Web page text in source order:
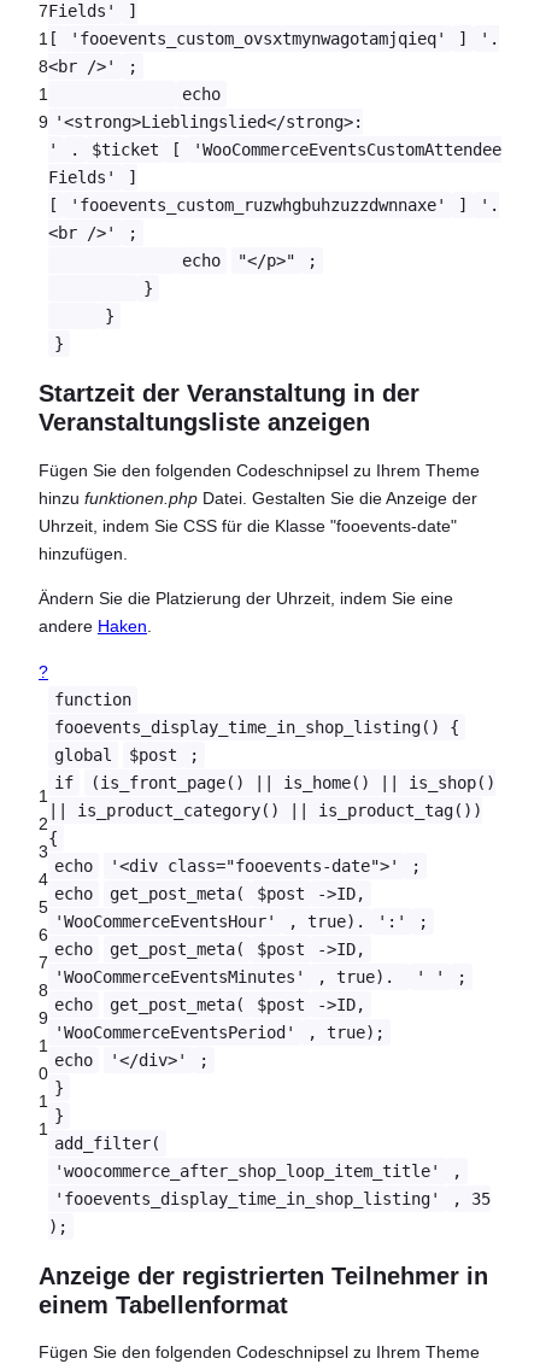
7
1
8
1
9
Fields'
]
[
'fooevents_custom_ovsxtmynwagotamjqieq' ]
'.
<br />'
;
echo
'<strong>Lieblingslied</strong>:
'
. $ticket [
'WooCommerceEventsCustomAttendee
Fields'
]
[
'fooevents_custom_ruzwhgbuhzuzzdwnnaxe' ]
'.
<br />'
;
echo
"</p>"
;
}
}
}
Startzeit der Veranstaltung in der
Veranstaltungsliste anzeigen
Fügen Sie den folgenden Codeschnipsel zu Ihrem Theme
hinzu funktionen.php Datei. Gestalten Sie die Anzeige der
Uhrzeit, indem Sie CSS für die Klasse "fooevents-date"
hinzufügen.
Ändern Sie die Platzierung der Uhrzeit, indem Sie eine
andere Haken.
?
1
2
3
4
5
6
7
8
9
1
0
1
1
function
fooevents_display_time_in_shop_listing() {
global
$post
;
if
(is_front_page() || is_home() || is_shop()
|| is_product_category() || is_product_tag())
{
echo
'<div class="fooevents-date">'
;
echo
get_post_meta( $post
->ID,
'WooCommerceEventsHour'
, true). ':'
;
echo
get_post_meta( $post
->ID,
'WooCommerceEventsMinutes'
, true). ' '
;
echo
get_post_meta( $post
->ID,
'WooCommerceEventsPeriod'
, true);
echo
'</div>'
;
}
}
add_filter(
'woocommerce_after_shop_loop_item_title'
,
'fooevents_display_time_in_shop_listing'
, 35
);
Anzeige der registrierten Teilnehmer in
einem Tabellenformat
Fügen Sie den folgenden Codeschnipsel zu Ihrem Theme